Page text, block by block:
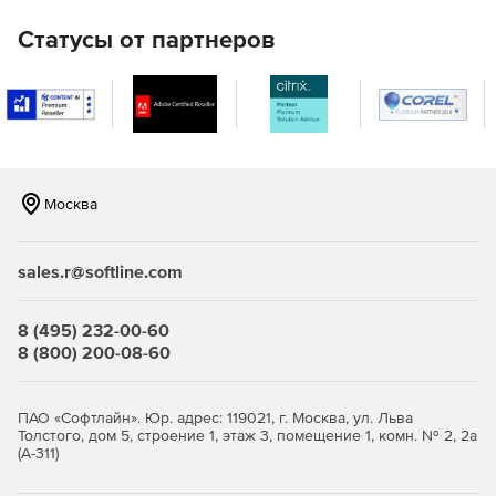
личные сведения, такие как медицинская документация и
финансовые счета.
Эффективная классификация данных
распознавание символов (OCR), поиск по ключевым
Тщательный мониторинг конкретных действий
пользователей для превентивного определения
любых попыток хищения данных.
Оперативное устранение ложных срабатываний
Статусы от партнеров
Москва
sales.r@softline.com
8 (495) 232-00-60
8 (800) 200-08-60
ПАО «Софтлайн». Юр. адрес: 119021, г. Москва, ул. Льва
Толстого, дом 5, строение 1, этаж 3, помещение 1, комн. № 2, 2а
(А-311)